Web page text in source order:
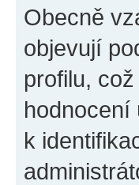
Obecně
objevují
profilu,
hodnocení
k